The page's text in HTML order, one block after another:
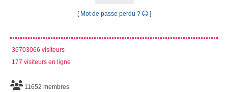
[ Mot de passe perdu ? ]
36703066 visiteurs
177 visiteurs en ligne
11652 membres